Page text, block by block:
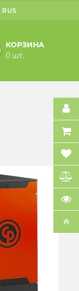
RUS
КОРЗИНА
0 шт.